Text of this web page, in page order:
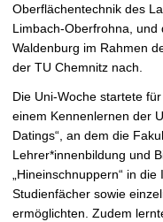
Oberflächentechnik des
Limbach-Oberfrohna, und
Waldenburg im Rahmen
der TU Chemnitz nach.
Die Uni-Woche startete
einem Kennenlernen der
Datings“, an dem die
Lehrer*innenbildung und
„Hineinschnuppern“ in
Studienfächer sowie
ermöglichten. Zudem